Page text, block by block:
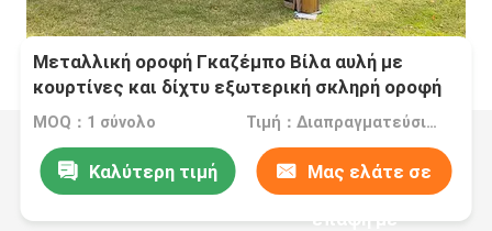
Μεταλλική οροφή Γκαζέμπο Βίλα αυλή με
κουρτίνες και δίχτυ εξωτερική σκληρή οροφή
Γκαζέμπο
MOQ：1 σύνολο Τιμή：Διαπραγματεύσιμα
Καλύτερη τιμή Μας ελάτε σε
επαφή με